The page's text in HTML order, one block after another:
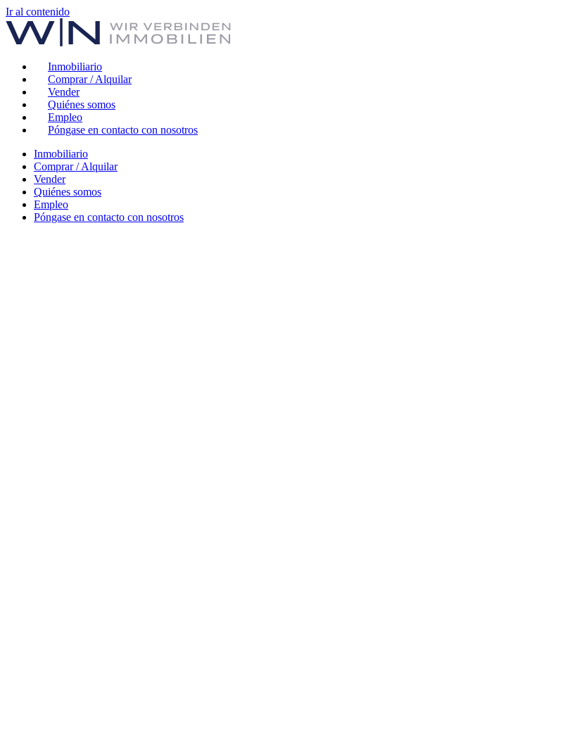
Ir al contenido
Inmobiliario
Comprar / Alquilar
Vender
Quiénes somos
Empleo
Póngase en contacto con nosotros
Inmobiliario
Comprar / Alquilar
Vender
Quiénes somos
Empleo
Póngase en contacto con nosotros